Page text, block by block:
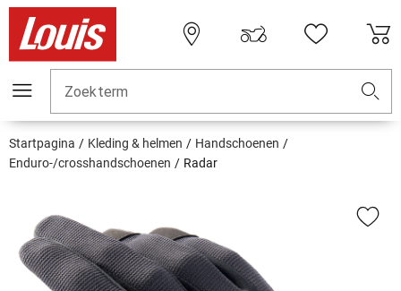
Zoekterm
Startpagina Kleding & helmen
Handschoenen
Enduro-/crosshandschoenen
Radar